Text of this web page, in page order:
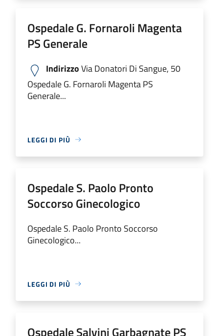
Ospedale G. Fornaroli Magenta
PS Generale
IndirizzoVia Donatori Di Sangue, 50
Ospedale G. Fornaroli Magenta PS
Generale...
LEGGI DI PIÙ
Ospedale S. Paolo Pronto
Soccorso Ginecologico
Ospedale S. Paolo Pronto Soccorso
Ginecologico...
LEGGI DI PIÙ
Ospedale Salvini Garbagnate PS